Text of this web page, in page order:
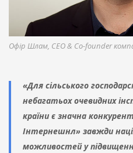
Офір Шлам, CEO & Co-founder
«Для сільського
небагатьох очевидних
країни є значна
Інтернешнл» завжди
можливостей у